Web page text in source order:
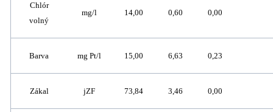
Chlór
volný
mg/l 14,00 0,60 0,00
Barva mg Pt/l 15,00 6,63 0,23
Zákal jZF 73,84 3,46 0,00